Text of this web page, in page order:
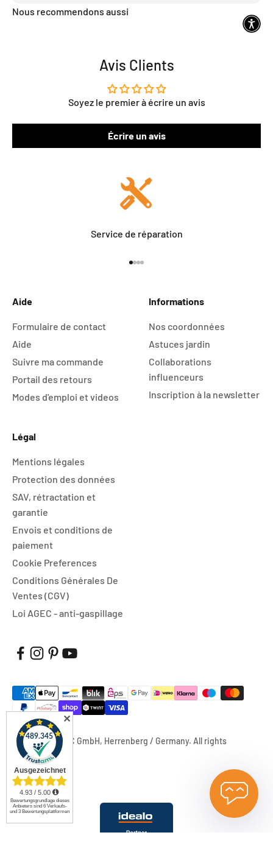
Nous recommendons aussi
Avis Clients
Soyez le premier à écrire un avis
Écrire un avis
Service de réparation
Aide
Formulaire de contact
Aide
Suivre ma commande
Portail des retours
Modes d'emploi et videos
Informations
Nos coordonnées
Astuces jardin
Collaborations
influenceurs
Inscription à la newsletter
Légal
Mentions légales
Protection des données
SAV, rétractation et
garantie
Envois et conditions de
paiement
Cookie Preferences
Conditions Générales De
Ventes (CGV)
Loi AGEC - anti-gaspillage
© 2026, FUXTEC GmbH, Herrenberg / Germany. All rights
reserved.
✕